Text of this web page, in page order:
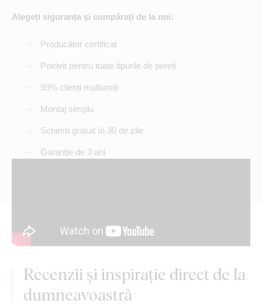
Alegeți siguranța și cumpărați de la noi:
Producător certificat
Potrivit pentru toate tipurile de pereți
99% clienți mulțumiți
Montaj simplu
Schimb gratuit în 30 de zile
Garanție de 3 ani
Recenzii și inspirație direct de la
dumneavoastră